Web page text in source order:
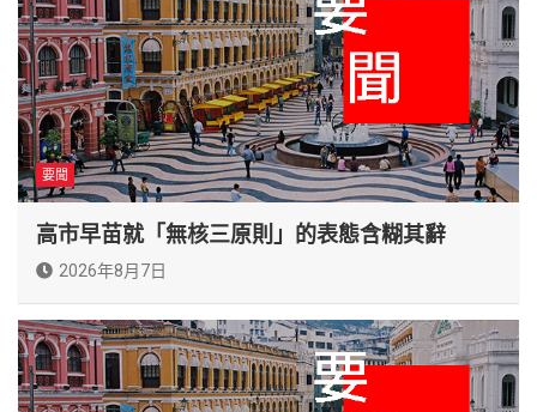
要聞
高市早苗就「無核三原則」的表態含糊其辭
2026年8月7日